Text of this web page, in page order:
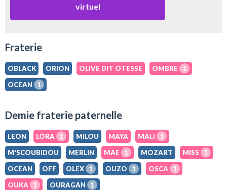
virtuel
Fraterie
OBLACK ORION OLIVE DIT OTESSE OMBRE
1
OCEAN
1
Demie fraterie paternelle
LEON LORA 1 MILOU MAYA MALI
1
M'SCOUBIDOU
MERLIN MAE 1 MOZART MISS
1
OCEAN
OFF OLEX 1 OUZO 1 OSCA
1
OUKA
1 OURAGAN 1